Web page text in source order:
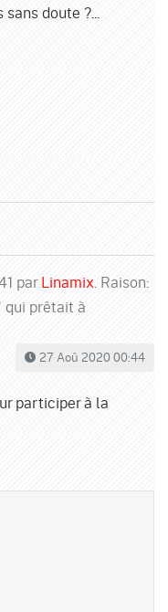
doute ?...
parLinamix. Raison:
qui prêtait à
27 Aoû 2020 00:44
participer à la